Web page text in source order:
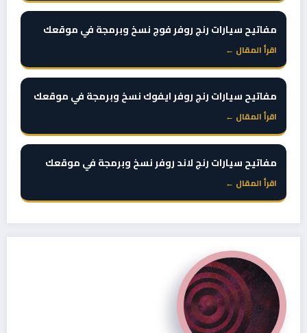
مفاتيح سيارات رنج روفر فوج نسخ وبرمجة في موقعك
اقرأ المقال ←
مفاتيح سيارات رنج روفر ايفوك نسخ وبرمجة في موقعك
اقرأ المقال ←
مفاتيح سيارات رنج لاند روفر نسخ وبرمجة في موقعك
اقرأ المقال ←